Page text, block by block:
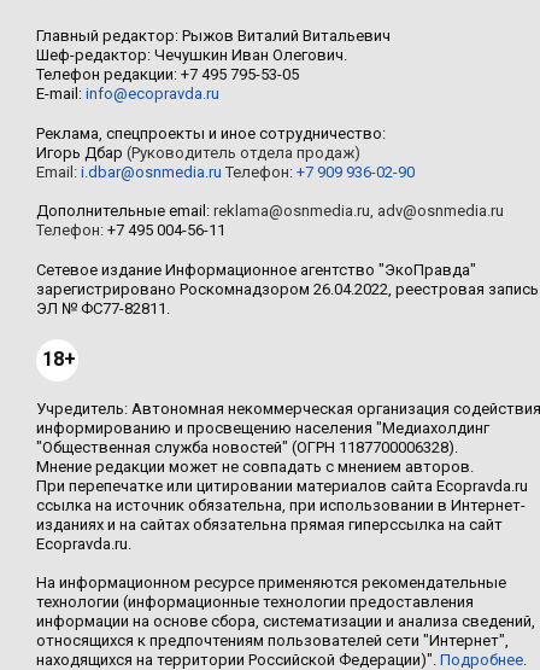
Главный редактор: Рыжов Виталий Витальевич
Шеф-редактор: Чечушкин Иван Олегович.
Телефон редакции: +7 495 795-53-05
E-mail: info@ecopravda.ru
Реклама, спецпроекты и иное сотрудничество:
Игорь Дбар (Руководитель отдела продаж)
Email: i.dbar@osnmedia.ru Телефон: +7 909 936-02-90
Дополнительные email: reklama@osnmedia.ru adv@osnmedia.ru
Телефон: +7 495 004-56-11
Сетевое издание Информационное агентство "ЭкоПравда"
зарегистрировано Роскомнадзором 26.04.2022, реестровая запись
ЭЛ № ФС77-82811.
18+
Учредитель: Автономная некоммерческая организация содействия
информированию и просвещению населения "Медиахолдинг
"Общественная служба новостей" (ОГРН 1187700006328).
Мнение редакции может не совпадать с мнением авторов.
При перепечатке или цитировании материалов сайта Ecopravda.ru
ссылка на источник обязательна, при использовании в Интернет-
изданиях и на сайтах обязательна прямая гиперссылка на сайт
Ecopravda.ru.
На информационном ресурсе применяются рекомендательные
технологии (информационные технологии предоставления
информации на основе сбора, систематизации и анализа сведений,
относящихся к предпочтениям пользователей сети "Интернет",
находящихся на территории Российской Федерации)". Подробнее